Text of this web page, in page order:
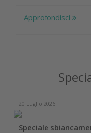
Approfondisci
20 Luglio 2026
Speciale